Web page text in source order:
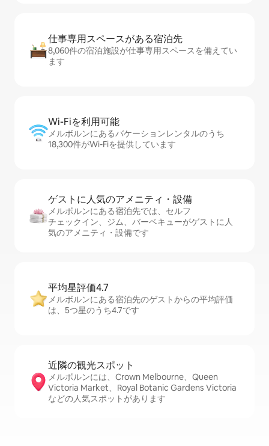
仕事専用ス⁠ペ⁠ー⁠スがあ⁠る宿⁠泊⁠先
8,060件の宿泊施設が仕事専用スペースを備えてい
ます
Wi-Fiを利⁠用⁠可⁠能
メルボルンにあるバケーションレンタルのうち
18,300件がWi-Fiを提供しています
ゲストに人⁠気⁠のア⁠メ⁠ニ⁠テ⁠ィ・設⁠備
メルボルンにある宿泊先では、セ⁠ル⁠フ
チ⁠ェ⁠ッ⁠ク⁠イ⁠ン、ジム、バーベキューがゲストに人
気のアメニティ・設備です
平均星評価4.7
メルボルンにある宿泊先のゲストからの平均評価
は、5つ星のうち4.7です
近隣の観光ス⁠ポ⁠ッ⁠ト
メルボルンには、Crown Melbourne、Queen
Victoria Market、Royal Botanic Gardens Victoria
などの人気スポットがあります